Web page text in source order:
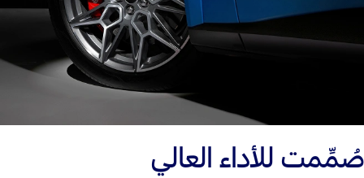
صُمِّمت للأداء العالي